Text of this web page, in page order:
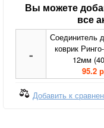
Вы можете
все
-
Соединитель
коврик
12мм
95.2
Добавить к